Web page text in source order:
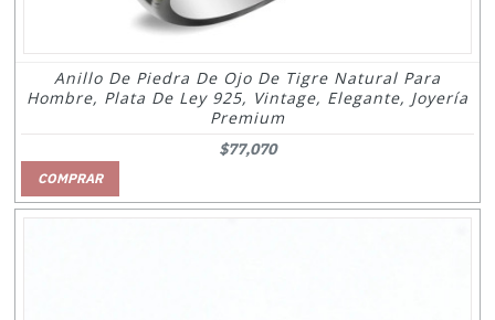
Anillo De Piedra De Ojo De Tigre Natural Para
Hombre, Plata De Ley 925, Vintage, Elegante, Joyería
Premium
$77,070
COMPRAR